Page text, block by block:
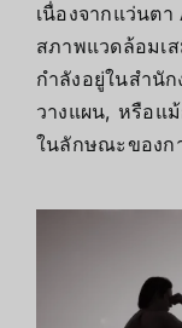
เนื่องจากแว่นต
สภาพแวดล้อมเ
กำลังอยู่ในสำนั
วางแผน, หรือแ
ในลักษณะของก